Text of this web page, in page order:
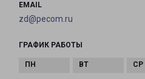
EMAIL
zd@pecom.ru
ГРАФИК РАБОТЫ